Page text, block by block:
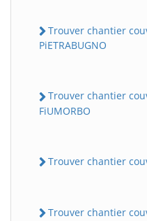
Trouver chantier
PiETRABUGNO
Trouver chantier
FiUMORBO
Trouver chantier
Trouver chantier